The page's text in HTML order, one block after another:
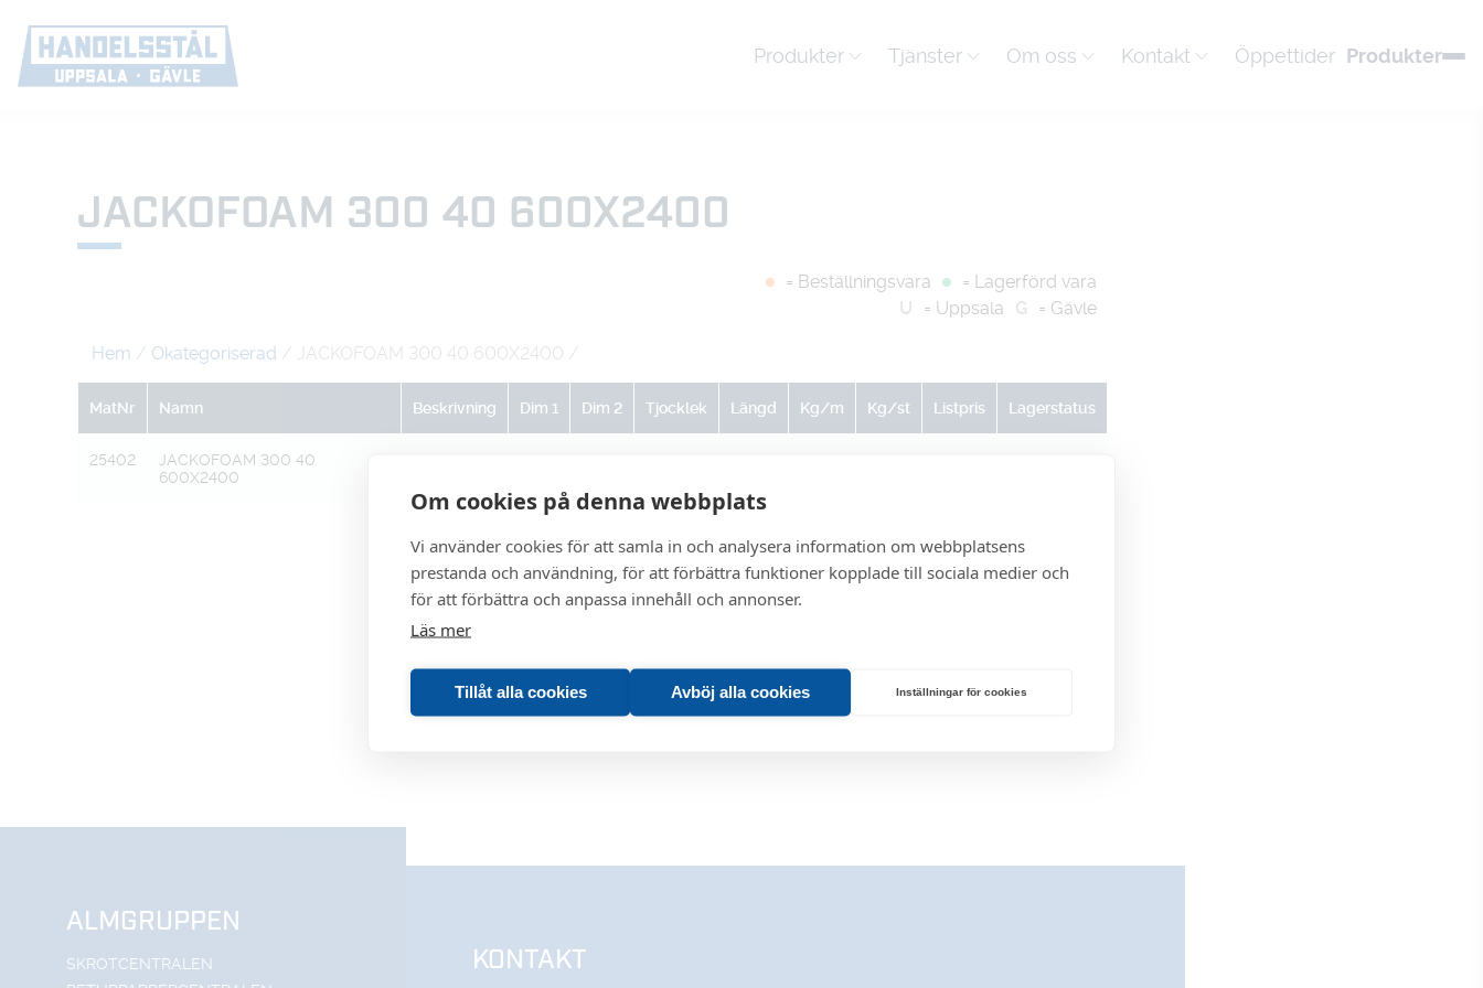
Om cookies på denna webbplats
Vi använder cookies för att samla in och analysera information om webbplatsens
prestanda och användning, för att förbättra funktioner kopplade till sociala medier och
för att förbättra och anpassa innehåll och annonser.
Läs mer
Tillåt alla cookies Avböj alla cookies Inställningar för cookies
Produkter Tjänster Om oss Kontakt Öppettider Produkter
JACKOFOAM 300 40 600X2400
= Beställningsvara
= Lagerförd vara
U
= Uppsala G = Gävle
Hem / Okategoriserad / JACKOFOAM 300 40 600X2400 /
MatNr Namn Beskrivning Dim 1 Dim 2 Tjocklek Längd Kg/m Kg/st Listpris Lagerstatus
25402
JACKOFOAM 300 40
600X2400
ALMGRUPPEN
SKROTCENTRALEN
KONTAKT